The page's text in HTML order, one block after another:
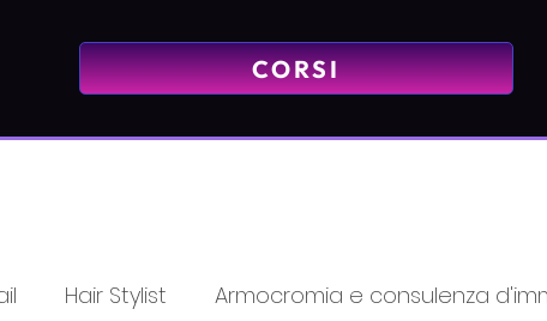
CORSI
Hair Stylist Armocromia e consulenza